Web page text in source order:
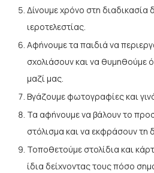
Δίνουμε χρόνο στη διαδικασία
ιεροτελεστίας.
Αφήνουμε τα παιδιά να
σχολιάσουν και να θυμηθούμε
μαζί μας.
Βγάζουμε φωτογραφίες και
Τα αφήνουμε να βάλουν το
στόλισμα και να εκφράσουν τη
Τοποθετούμε στολίδια και
ίδια δείχνοντας τους πόσο